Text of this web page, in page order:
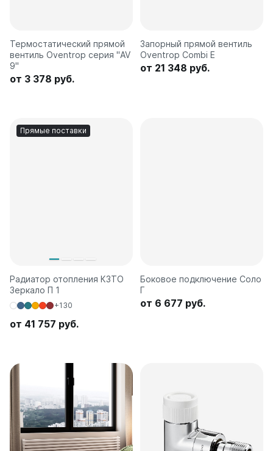
Термостатический прямой
вентиль Oventrop серия "AV
9"
от 3 378 руб.
Запорный прямой вентиль
Oventrop Combi E
от 21 348 руб.
Прямые поставки
Радиатор отопления КЗТО
Зеркало П 1
+130
от 41 757 руб.
Боковое подключение Соло
Г
от 6 677 руб.